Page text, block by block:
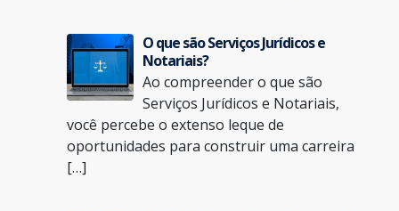
O que são Serviços Jurídicos e
Notariais?
Ao compreender o que são
Serviços Jurídicos e Notariais,
você percebe o extenso leque de
oportunidades para construir uma carreira
[…]